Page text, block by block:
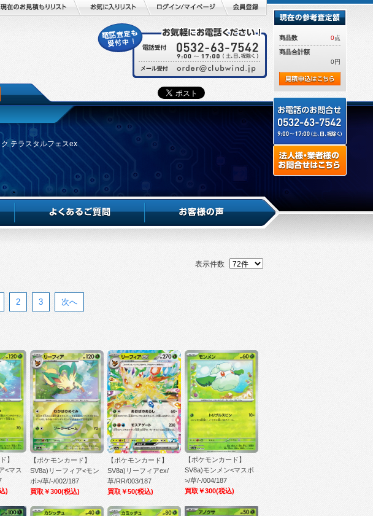
テラスタルフェスex
表示件数
2 3 次へ
】
<マス
)
【ポケモンカード】
SV8a)リーフィア<モン
ボ>/草/-/002/187
買取￥300(税込)
【ポケモンカード】
SV8a)リーフィアex/
草/RR/003/187
買取￥50(税込)
【ポケモンカード】
SV8a)モンメン<マスボ
>/草/-/004/187
買取￥300(税込)
商品数 0点
商品合計額
0円